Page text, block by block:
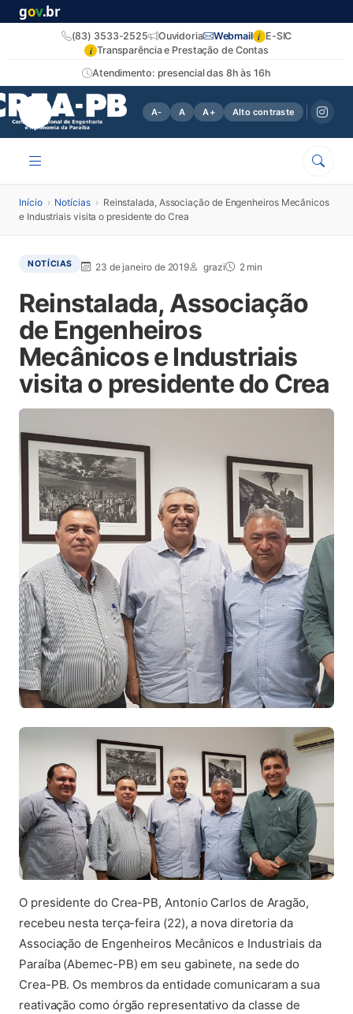
gov.br
Atendimento: presencial das 8h às 16h
(83) 3533-2525 Ouvidoria Webmail i E-SIC
i Transparência e Prestação de Contas
A- A A+ Alto contraste
Início › Notícias › Reinstalada, Associação de Engenheiros Mecânicos
e Industriais visita o presidente do Crea
NOTÍCIAS 23 de janeiro de 2019 grazi 2 min
Reinstalada, Associação
de Engenheiros
Mecânicos e Industriais
visita o presidente do Crea
O presidente do Crea-PB, Antonio Carlos de Aragão,
recebeu nesta terça-feira (22), a nova diretoria da
Associação de Engenheiros Mecânicos e Industriais da
Paraíba (Abemec-PB) em seu gabinete, na sede do
Crea-PB. Os membros da entidade comunicaram a sua
reativação como órgão representativo da classe de